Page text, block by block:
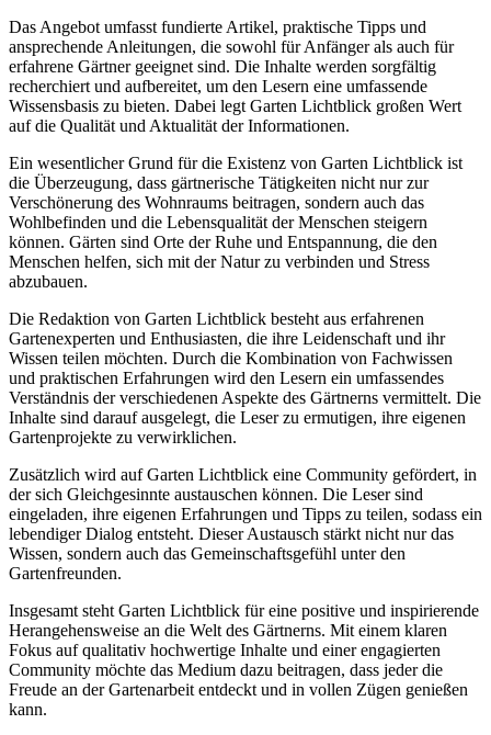
Das Angebot umfasst fundierte Artikel, praktische Tipps und
ansprechende Anleitungen, die sowohl für Anfänger als auch für
erfahrene Gärtner geeignet sind. Die Inhalte werden sorgfältig
recherchiert und aufbereitet, um den Lesern eine umfassende
Wissensbasis zu bieten. Dabei legt Garten Lichtblick großen Wert
auf die Qualität und Aktualität der Informationen.
Ein wesentlicher Grund für die Existenz von Garten Lichtblick ist
die Überzeugung, dass gärtnerische Tätigkeiten nicht nur zur
Verschönerung des Wohnraums beitragen, sondern auch das
Wohlbefinden und die Lebensqualität der Menschen steigern
können. Gärten sind Orte der Ruhe und Entspannung, die den
Menschen helfen, sich mit der Natur zu verbinden und Stress
abzubauen.
Die Redaktion von Garten Lichtblick besteht aus erfahrenen
Gartenexperten und Enthusiasten, die ihre Leidenschaft und ihr
Wissen teilen möchten. Durch die Kombination von Fachwissen
und praktischen Erfahrungen wird den Lesern ein umfassendes
Verständnis der verschiedenen Aspekte des Gärtnerns vermittelt. Die
Inhalte sind darauf ausgelegt, die Leser zu ermutigen, ihre eigenen
Gartenprojekte zu verwirklichen.
Zusätzlich wird auf Garten Lichtblick eine Community gefördert, in
der sich Gleichgesinnte austauschen können. Die Leser sind
eingeladen, ihre eigenen Erfahrungen und Tipps zu teilen, sodass ein
lebendiger Dialog entsteht. Dieser Austausch stärkt nicht nur das
Wissen, sondern auch das Gemeinschaftsgefühl unter den
Gartenfreunden.
Insgesamt steht Garten Lichtblick für eine positive und inspirierende
Herangehensweise an die Welt des Gärtnerns. Mit einem klaren
Fokus auf qualitativ hochwertige Inhalte und einer engagierten
Community möchte das Medium dazu beitragen, dass jeder die
Freude an der Gartenarbeit entdeckt und in vollen Zügen genießen
kann.